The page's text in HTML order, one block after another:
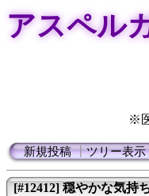
アスペル
※
新規投稿┃ツリー表示
[#12412] 穏やかな気持